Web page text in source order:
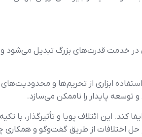
در خدمت قدرت‌های بزرگ تبدیل
ابزاری از تحریم‌ها و
پایدار را ناممکن می‌سازد.
این ائتلاف پویا و تأثیرگذار، با
حل اختلافات از طریق گفت‌وگو و همکاری